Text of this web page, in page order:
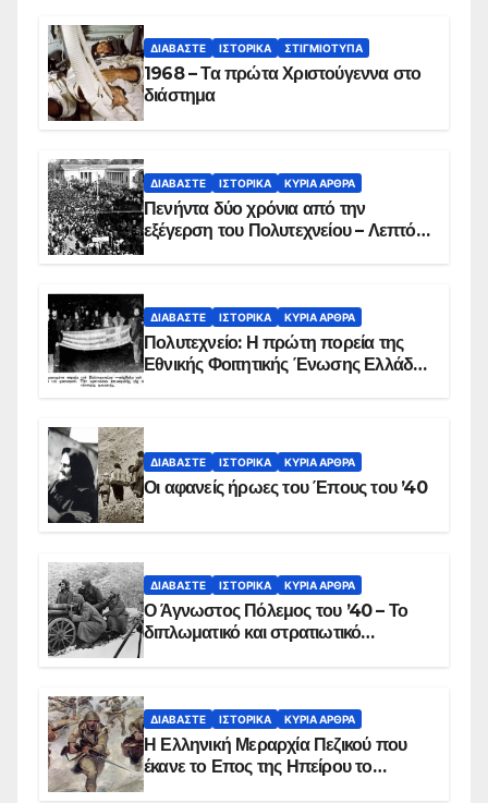
ΔΙΑΒΆΣΤΕ ΙΣΤΟΡΙΚΆ ΣΤΙΓΜΙΌΤΥΠΑ
1968 – Τα πρώτα Χριστούγεννα στο
διάστημα
ΔΙΑΒΆΣΤΕ ΙΣΤΟΡΙΚΆ ΚΥΡΙΑ ΑΡΘΡΑ
Πενήντα δύο χρόνια από την
εξέγερση του Πολυτεχνείου – Λεπτό
ΔΙΑΒΆΣΤΕ ΙΣΤΟΡΙΚΆ ΚΥΡΙΑ ΑΡΘΡΑ
Πολυτεχνείο: Η πρώτη πορεία της
Εθνικής Φοιτητικής Ένωσης Ελλάδος
ΔΙΑΒΆΣΤΕ ΙΣΤΟΡΙΚΆ ΚΥΡΙΑ ΑΡΘΡΑ
Οι αφανείς ήρωες του Έπους του ’40
ΔΙΑΒΆΣΤΕ ΙΣΤΟΡΙΚΆ ΚΥΡΙΑ ΑΡΘΡΑ
Ο Άγνωστος Πόλεμος του ’40 – Το
διπλωματικό και στρατιωτικό
ΔΙΑΒΆΣΤΕ ΙΣΤΟΡΙΚΆ ΚΥΡΙΑ ΑΡΘΡΑ
Η Ελληνική Μεραρχία Πεζικού που
έκανε το Επος της Ηπείρου το